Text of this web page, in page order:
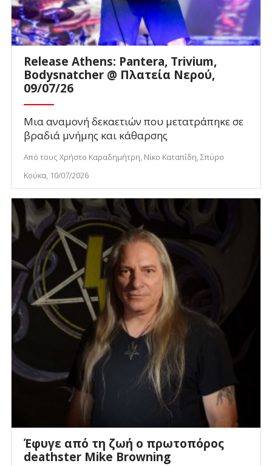
Release Athens: Pantera, Trivium,
Bodysnatcher @ Πλατεία Νερού,
09/07/26
Μια αναμονή δεκαετιών που μετατράπηκε σε
βραδιά μνήμης και κάθαρσης
Από τους Χρήστο Καραδημήτρη, Νίκο Καταπίδη, Σπύρο
Κούκα, 10/07/2026
Έφυγε από τη ζωή ο πρωτοπόρος
deathster Mike Browning